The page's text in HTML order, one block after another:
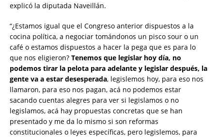
explicó la diputada Naveillán.
“¿Estamos igual que el Congreso anterior dispuestos a la
cocina política, a negociar tomándonos un pisco sour o un
café o estamos dispuestos a hacer la pega que es para lo
que nos eligieron? Tenemos que legislar hoy día, no
podemos tirar la pelota para adelante y legislar después, la
gente va a estar desesperada, legislemos hoy, para eso nos
llamaron, para eso nos pagan, acá no podemos estar
sacando cuentas alegres para ver si legislamos o no
legislamos, acá hay propuestas concretas que se han
presentado y me da lo mismo si son reformas
constitucionales o leyes específicas, pero legislemos, para